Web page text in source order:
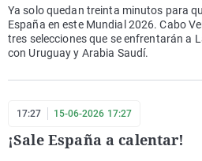
Ya solo quedan treinta minutos para
España en este Mundial 2026. Cabo
tres selecciones que se enfrentarán a
con Uruguay y Arabia Saudí.
17:27 15-06-2026 17:27
¡Sale España a calentar!